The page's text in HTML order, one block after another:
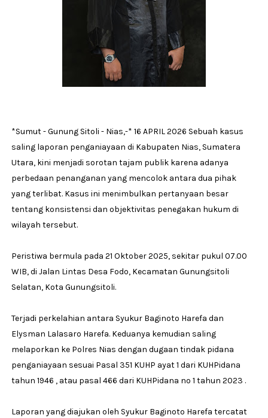
*Sumut - Gunung Sitoli - Nias,-* 16 APRIL 2026 Sebuah kasus
saling laporan penganiayaan di Kabupaten Nias, Sumatera
Utara, kini menjadi sorotan tajam publik karena adanya
perbedaan penanganan yang mencolok antara dua pihak
yang terlibat. Kasus ini menimbulkan pertanyaan besar
tentang konsistensi dan objektivitas penegakan hukum di
wilayah tersebut.
Peristiwa bermula pada 21 Oktober 2025, sekitar pukul 07.00
WIB, di Jalan Lintas Desa Fodo, Kecamatan Gunungsitoli
Selatan, Kota Gunungsitoli.
Terjadi perkelahian antara Syukur Baginoto Harefa dan
Elysman Lalasaro Harefa. Keduanya kemudian saling
melaporkan ke Polres Nias dengan dugaan tindak pidana
penganiayaan sesuai Pasal 351 KUHP ayat 1 dari KUHPidana
tahun 1946 , atau pasal 466 dari KUHPidana no 1 tahun 2023 .
Laporan yang diajukan oleh Syukur Baginoto Harefa tercatat